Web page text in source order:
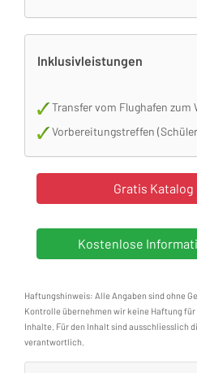
Inklusivleistungen
Transfer vom Flughafen zum
Vorbereitungstreffen
Haftungshinweis: Alle Angaben sind ohne
Kontrolle übernehmen wir keine Haftung
Inhalte. Für den Inhalt sind ausschliesslich
verantwortlich.